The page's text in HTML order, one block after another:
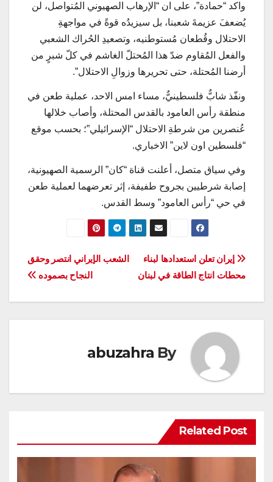
واكد “حمادة”، على ان “الإرهاب الصهيوني المُتواصل، لن
يُضعفَ عزيمةَ شعبنا، بل سيزيدُه قوةً في مواجهةِ
الاحتلال وقُطعان مُستوطنيه، وتصعيدِ الحُراك الشعبي
والفعل المُقاوم ضدّ هذا المُحتلّ الغاشم في كلّ شبرٍ من
أرضنا المُحتلة، حتى تحريرها وزوالِ الاحتلال”.
ونفّذ شابٌّ فلسطينيٌّ، مساء امس الاحد، عملية طعن في
منطقة رأس العامود بالقدس المحتلة، وأصاب خلالها
عُنصرين من شرطةِ الاحتلال “الإسرائيلي”؛ بحسب موقع
“فلسطين اون لاين” الاخباري.
وفي سياق متصل، أعلنت قناة “كان” الرسمية الصهيونية،
إصابة شرطيين بجروح طفيفة، إثر تعرضهما لعملية طعن
في حي “رأس العامود” وسط القدس.
تصفّح
المقالات
الشعب الإيراني انتصر وحقق
النجاح بصموده
إيران تعلن استعدادها لبناء
محطات انتاج الطاقة في لبنان
By
abuzahra
Related Post